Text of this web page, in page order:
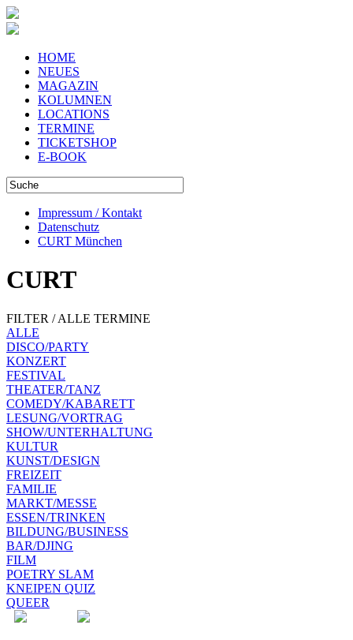
HOME
NEUES
MAGAZIN
KOLUMNEN
LOCATIONS
TERMINE
TICKETSHOP
E-BOOK
Impressum / Kontakt
Datenschutz
CURT München
CURT
FILTER / ALLE TERMINE
ALLE
DISCO/PARTY
KONZERT
FESTIVAL
THEATER/TANZ
COMEDY/KABARETT
LESUNG/VORTRAG
SHOW/UNTERHALTUNG
KULTUR
KUNST/DESIGN
FREIZEIT
FAMILIE
MARKT/MESSE
ESSEN/TRINKEN
BILDUNG/BUSINESS
BAR/DJING
FILM
POETRY SLAM
KNEIPEN QUIZ
QUEER